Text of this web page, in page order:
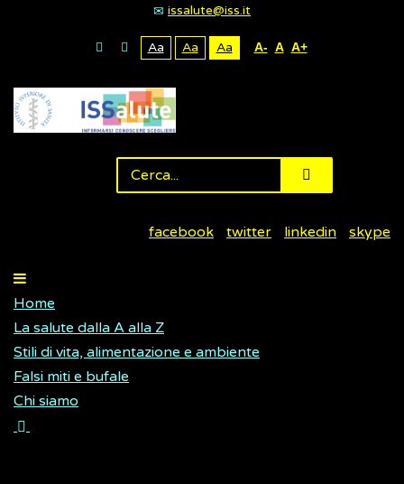
issalute@iss.it
Aa Aa Aa A- A A+
facebook twitter linkedin skype
Home
La salute dalla A alla Z
Stili di vita, alimentazione e ambiente
Falsi miti e bufale
Chi siamo